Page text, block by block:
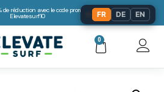
de réduction avec le code promo:
Elevatesurf10
0
FR DE EN